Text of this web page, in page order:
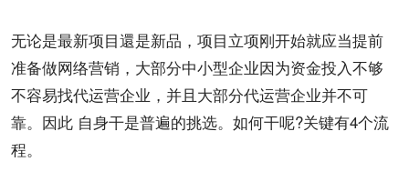
无论是最新项目還是新品，项目立项刚开始就应当提前
准备做网络营销 ，大部分中小型企业因为资金投入不够
不容易找代运营企业，并且大部分代运营企业并不可
靠。因此 自身干是普遍的挑选。如何干呢?关键有4个流
程。